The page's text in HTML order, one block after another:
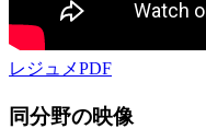
レジュメPDF
同分野の映像